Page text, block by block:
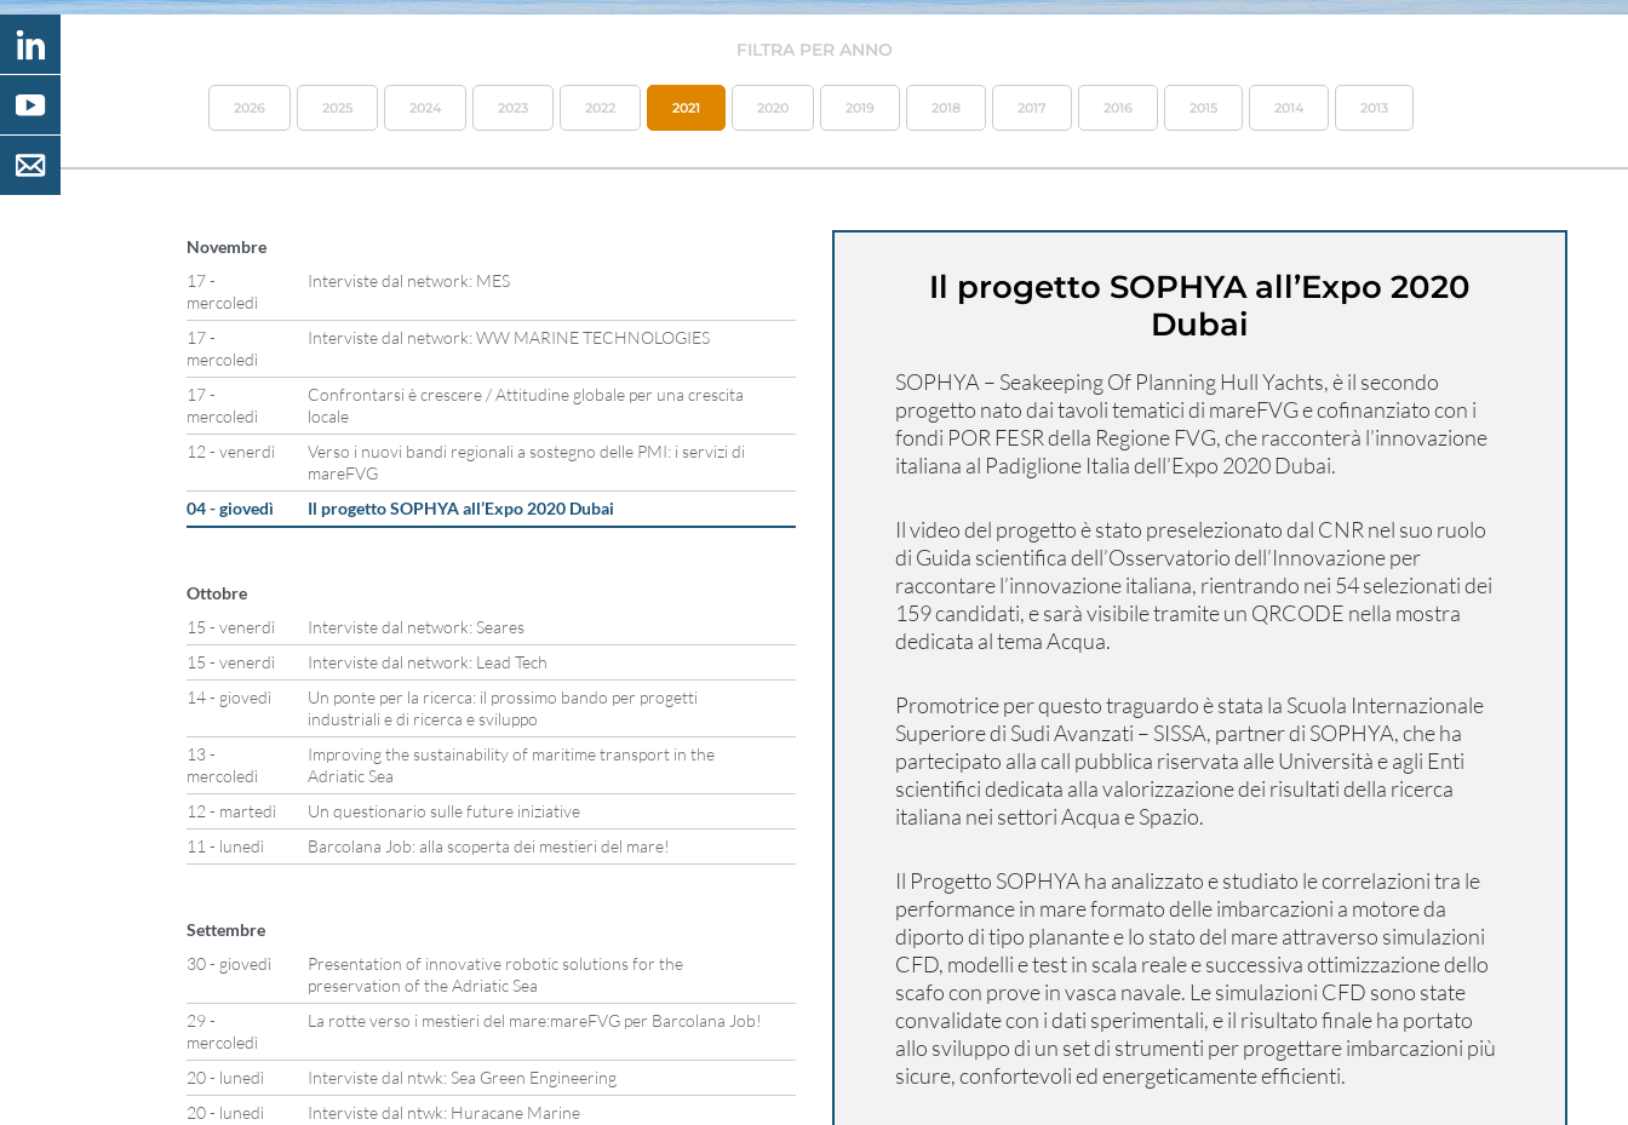
FILTRA PER ANNO
2026 2025 2024 2023 2022 2021 2020 2019 2018 2017 2016 2015 2014 2013
Novembre
17 -
mercoledì
Interviste dal network: MES
17 -
mercoledì
Interviste dal network: WW MARINE TECHNOLOGIES
17 -
mercoledì
Confrontarsi è crescere / Attitudine globale per una crescita
locale
12 - venerdì
Verso i nuovi bandi regionali a sostegno delle PMI: i servizi di
mareFVG
04 - giovedì
Il progetto SOPHYA all’Expo 2020 Dubai
Ottobre
15 - venerdì
Interviste dal network: Seares
15 - venerdì
Interviste dal network: Lead Tech
14 - giovedì
Un ponte per la ricerca: il prossimo bando per progetti
industriali e di ricerca e sviluppo
13 -
mercoledì
Improving the sustainability of maritime transport in the
Adriatic Sea
12 - martedì
Un questionario sulle future iniziative
11 - lunedì
Barcolana Job: alla scoperta dei mestieri del mare!
Settembre
30 - giovedì
Presentation of innovative robotic solutions for the
preservation of the Adriatic Sea
29 -
mercoledì
La rotte verso i mestieri del mare:mareFVG per Barcolana Job!
20 - lunedì
Interviste dal ntwk: Sea Green Engineering
20 - lunedì
Interviste dal ntwk: Huracane Marine
Il progetto SOPHYA all’Expo 2020
Dubai
SOPHYA – Seakeeping Of Planning Hull Yachts, è il secondo
progetto nato dai tavoli tematici di mareFVG e cofinanziato con i
fondi POR FESR della Regione FVG, che racconterà l’innovazione
italiana al Padiglione Italia dell’Expo 2020 Dubai.
Il video del progetto è stato preselezionato dal CNR nel suo ruolo
di Guida scientifica dell’Osservatorio dell’Innovazione per
raccontare l’innovazione italiana, rientrando nei 54 selezionati dei
159 candidati, e sarà visibile tramite un QRCODE nella mostra
dedicata al tema Acqua.
Promotrice per questo traguardo è stata la Scuola Internazionale
Superiore di Sudi Avanzati – SISSA, partner di SOPHYA, che ha
partecipato alla call pubblica riservata alle Università e agli Enti
scientifici dedicata alla valorizzazione dei risultati della ricerca
italiana nei settori Acqua e Spazio.
Il Progetto SOPHYA ha analizzato e studiato le correlazioni tra le
performance in mare formato delle imbarcazioni a motore da
diporto di tipo planante e lo stato del mare attraverso simulazioni
CFD, modelli e test in scala reale e successiva ottimizzazione dello
scafo con prove in vasca navale. Le simulazioni CFD sono state
convalidate con i dati sperimentali, e il risultato finale ha portato
allo sviluppo di un set di strumenti per progettare imbarcazioni più
sicure, confortevoli ed energeticamente efficienti.